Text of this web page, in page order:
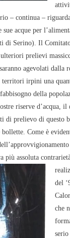
– continua –
sue acque per
di Serino). Il Comitato
prelievi
agevolati dalla
irpini una
della
riserve d’acqua, il
di prelievo di questo
Come è
più assoluta
del
che